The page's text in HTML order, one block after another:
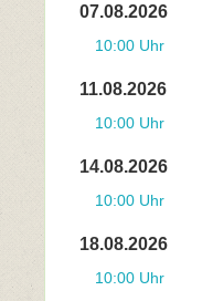
07.08.2026
10:00 Uhr
11.08.2026
10:00 Uhr
14.08.2026
10:00 Uhr
18.08.2026
10:00 Uhr